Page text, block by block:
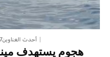
أحدث العناوين7 أغسطس، 2026
هجوم يستهدف